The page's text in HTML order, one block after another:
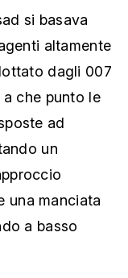
si basava
altamente
dagli 007
che punto le
ad
un
una manciata
a basso